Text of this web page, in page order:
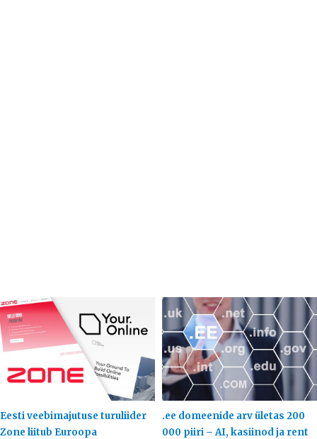
Eesti veebimajutuse turuliider
Zone liitub Euroopa
.ee domeenide arv ületas 200
000 piiri – AI, kasiinod ja rent